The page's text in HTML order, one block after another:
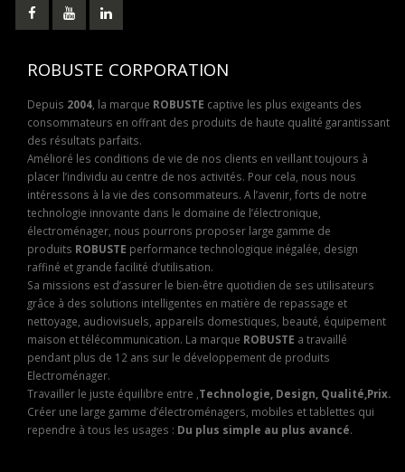
ROBUSTE CORPORATION
Depuis 2004 , la marque ROBUSTE captive les plus exigeants des
consommateurs en offrant des produits de haute qualité garantissant
des résultats parfaits.
Amélioré les conditions de vie de nos clients en veillant toujours à
placer l’individu au centre de nos activités. Pour cela, nous nous
intéressons à la vie des consommateurs. A l’avenir, forts de notre
technologie innovante dans le domaine de l’électronique,
électroménager, nous pourrons proposer large gamme de
produits ROBUSTE performance technologique inégalée, design
raffiné et grande facilité d’utilisation.
Sa missions est d’assurer le bien-être quotidien de ses utilisateurs
grâce à des solutions intelligentes en matière de repassage et
nettoyage, audiovisuels, appareils domestiques, beauté, équipement
maison et télécommunication. La marque ROBUSTE a travaillé
pendant plus de 12 ans sur le développement de produits
Electroménager.
Travailler le juste équilibre entre , Technologie, Design, Qualité,Prix.
Créer une large gamme d’électroménagers, mobiles et tablettes qui
rependre à tous les usages : Du plus simple au plus avancé.